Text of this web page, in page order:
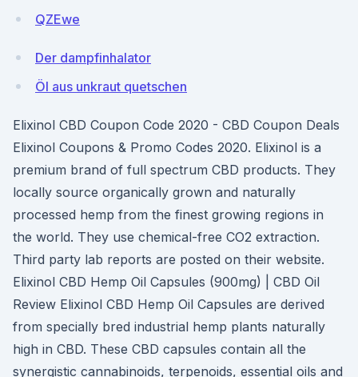
QZEwe
Der dampfinhalator
Öl aus unkraut quetschen
Elixinol CBD Coupon Code 2020 - CBD Coupon Deals
Elixinol Coupons & Promo Codes 2020. Elixinol is a
premium brand of full spectrum CBD products. They
locally source organically grown and naturally
processed hemp from the finest growing regions in
the world. They use chemical-free CO2 extraction.
Third party lab reports are posted on their website.
Elixinol CBD Hemp Oil Capsules (900mg) | CBD Oil
Review Elixinol CBD Hemp Oil Capsules are derived
from specially bred industrial hemp plants naturally
high in CBD. These CBD capsules contain all the
synergistic cannabinoids, terpenoids, essential oils and